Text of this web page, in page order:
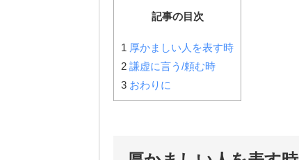
記事の目次
1 厚かましい人を表す時
2 謙虚に言う/頼む時
3 おわりに